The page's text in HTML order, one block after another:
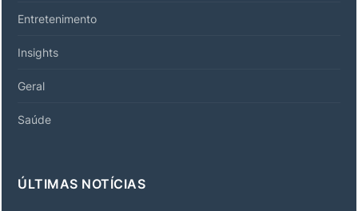
Entretenimento
Insights
Geral
Saúde
ÚLTIMAS NOTÍCIAS